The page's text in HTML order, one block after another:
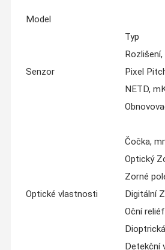
Model
Senzor
Typ
Rozlišení,
Pixel
NETD,
Optické vlastnosti
Čočka,
Optický
Zorné
Digitální
Oční
Detekční